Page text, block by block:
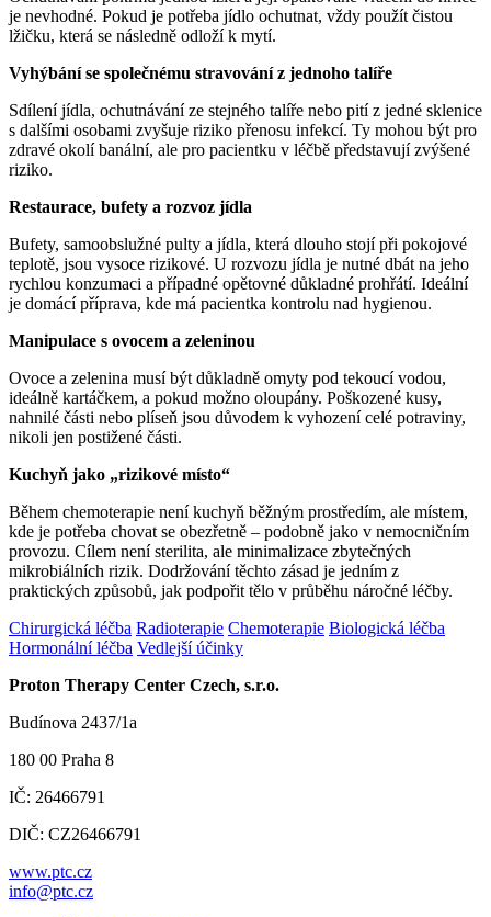
je nevhodné. Pokud je potřeba jídlo ochutnat, vždy použít čistou
lžičku, která se následně odloží k mytí.
Vyhýbání se společnému stravování z jednoho talíře
Sdílení jídla, ochutnávání ze stejného talíře nebo pití z jedné sklenice
s dalšími osobami zvyšuje riziko přenosu infekcí. Ty mohou být pro
zdravé okolí banální, ale pro pacientku v léčbě představují zvýšené
riziko.
Restaurace, bufety a rozvoz jídla
Bufety, samoobslužné pulty a jídla, která dlouho stojí při pokojové
teplotě, jsou vysoce rizikové. U rozvozu jídla je nutné dbát na jeho
rychlou konzumaci a případné opětovné důkladné prohřátí. Ideální
je domácí příprava, kde má pacientka kontrolu nad hygienou.
Manipulace s ovocem a zeleninou
Ovoce a zelenina musí být důkladně omyty pod tekoucí vodou,
ideálně kartáčkem, a pokud možno oloupány. Poškozené kusy,
nahnilé části nebo plíseň jsou důvodem k vyhození celé potraviny,
nikoli jen postižené části.
Kuchyň jako „rizikové místo“
Během chemoterapie není kuchyň běžným prostředím, ale místem,
kde je potřeba chovat se obezřetně – podobně jako v nemocničním
provozu. Cílem není sterilita, ale minimalizace zbytečných
mikrobiálních rizik. Dodržování těchto zásad je jedním z
praktických způsobů, jak podpořit tělo v průběhu náročné léčby.
Chirurgická léčba Radioterapie Chemoterapie Biologická léčba
Hormonální léčba Vedlejší účinky
Proton Therapy Center Czech, s.r.o.
Budínova 2437/1a
180 00 Praha 8
IČ: 26466791
DIČ: CZ26466791
www.ptc.cz
info@ptc.cz